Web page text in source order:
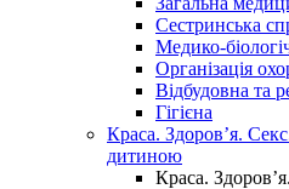
Сестринська
Медико-
Організація
Відбудовна та
Гігієна
Краса. Здоров’я.
дитиною
Краса.